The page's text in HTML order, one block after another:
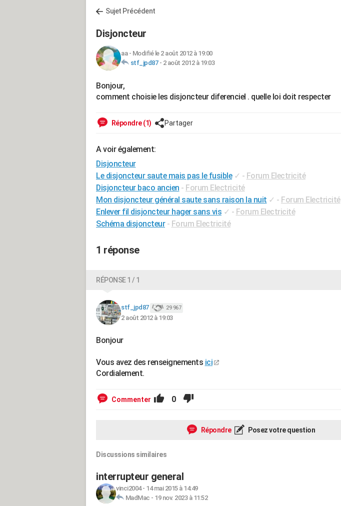
Sujet Précédent
Disjoncteur
aa- Modifié le 2 août 2012 à 19:00
stf_jpd87- 2 août 2012 à 19:03
Bonjour,
comment choisie les disjoncteur diferenciel . quelle loi doit respecter
Répondre (1) Partager
A voir également:
Disjoncteur
Le disjoncteur saute mais pas le fusible ✓ - Forum Electricité
Disjoncteur baco ancien - Forum Electricité
Mon disjoncteur général saute sans raison la nuit ✓ - Forum Electricité
Enlever fil disjoncteur hager sans vis ✓ - Forum Electricité
Schéma disjoncteur - Forum Electricité
1 réponse
RÉPONSE 1 / 1
stf_jpd87 29 967
2 août 2012 à 19:03
Bonjour
Vous avez des renseignements ici
Cordialement.
Commenter 0
Répondre Posez votre question
Discussions similaires
interrupteur general
vinci2004- 14 mai 2015 à 14:49
MadMac - 19 nov. 2023 à 11:52